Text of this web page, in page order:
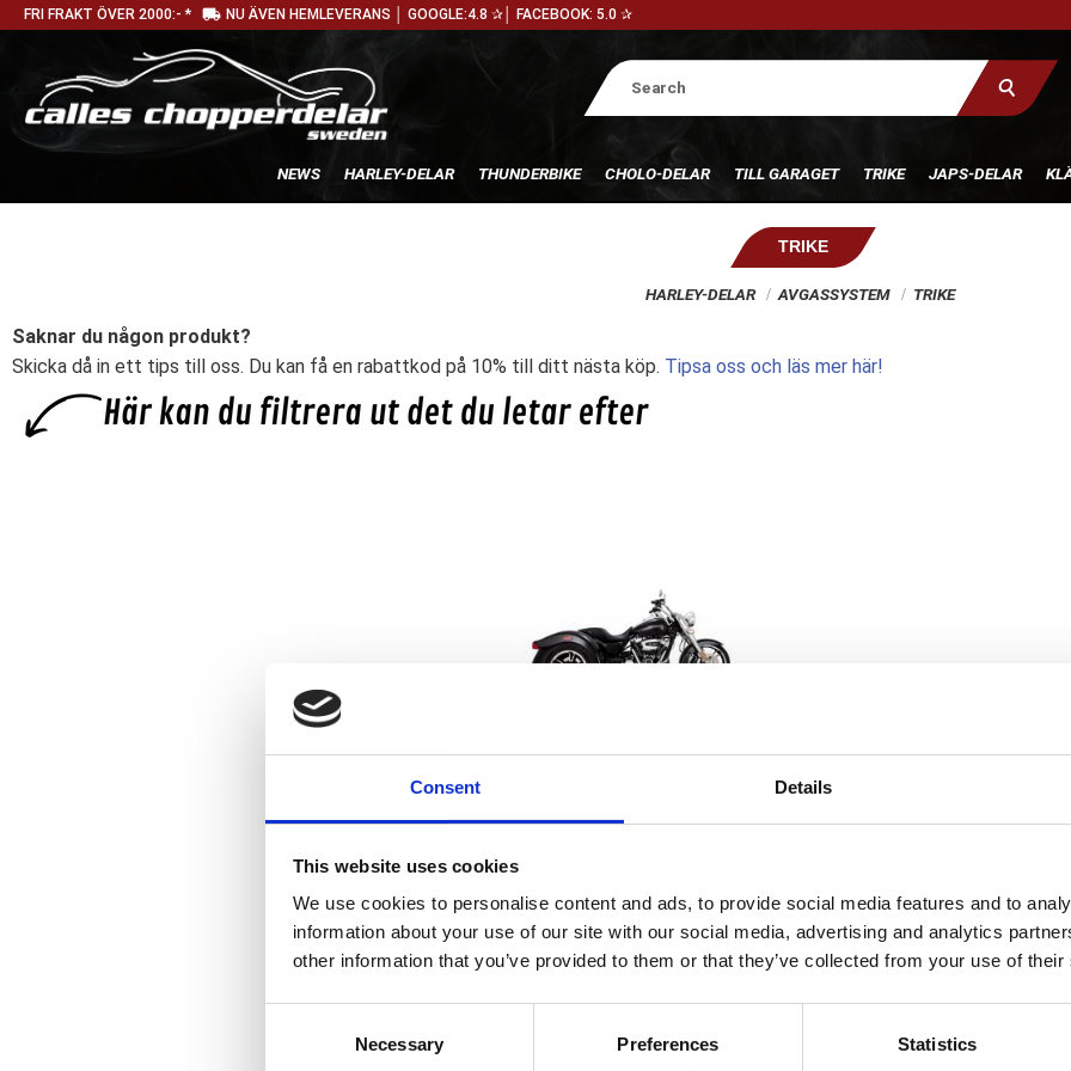
Consent Details
This website uses cookies
We use cookies to personalise content and ads, to provide social media features and to
information about your use of our site with our social media, advertising and analytics
other information that you’ve provided to them or that they’ve collected from your use of
Necessary Preferences Statistics
FRI FRAKT ÖVER 2000:- * local_shipping NU ÄVEN HEMLEVERANS │ GOOGLE:4.8 ✰│ FACEBOOK: 5.0 ✰
NEWS HARLEY-DELAR THUNDERBIKE CHOLO-DELAR TILL GARAGET TRIKE JAPS-DELAR
TRIKE
HARLEY-DELAR AVGASSYSTEM TRIKE
Saknar du någon produkt?
Skicka då in ett tips till oss. Du kan få en rabattkod på 10% till ditt nästa köp. Tipsa oss och läs mer här!
Round slip-on mufflers. Chrome